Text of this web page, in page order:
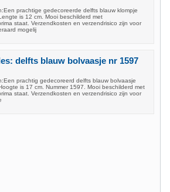
prachtige gedecoreerde delfts blauw klompje
is 12 cm. Mooi beschilderd met
staat. Verzendkosten en verzendrisico zijn voor
mogelij
delfts blauw bolvaasje nr 1597
prachtig gedecoreerd delfts blauw bolvaasje
is 17 cm. Nummer 1597. Mooi beschilderd met
staat. Verzendkosten en verzendrisico zijn voor